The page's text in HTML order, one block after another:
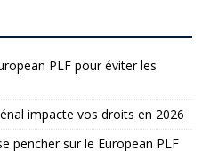
PLF pour éviter les
impacte vos droits en 2026
pencher sur le European PLF